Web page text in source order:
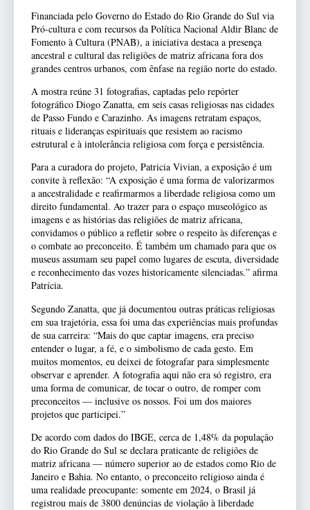
Financiada pelo Governo do Estado do Rio Grande do Sul via
Pró-cultura e com recursos da Política Nacional Aldir Blanc de
Fomento à Cultura (PNAB), a iniciativa destaca a presença
ancestral e cultural das religiões de matriz africana fora dos
grandes centros urbanos, com ênfase na região norte do estado.
A mostra reúne 31 fotografias, captadas pelo repórter
fotográfico Diogo Zanatta, em seis casas religiosas nas cidades
de Passo Fundo e Carazinho. As imagens retratam espaços,
rituais e lideranças espirituais que resistem ao racismo
estrutural e à intolerância religiosa com força e persistência.
Para a curadora do projeto, Patricia Vivian, a exposição é um
convite à reflexão: “A exposição é uma forma de valorizarmos
a ancestralidade e reafirmarmos a liberdade religiosa como um
direito fundamental. Ao trazer para o espaço museológico as
imagens e as histórias das religiões de matriz africana,
convidamos o público a refletir sobre o respeito às diferenças e
o combate ao preconceito. É também um chamado para que os
museus assumam seu papel como lugares de escuta, diversidade
e reconhecimento das vozes historicamente silenciadas.” afirma
Patrícia.
Segundo Zanatta, que já documentou outras práticas religiosas
em sua trajetória, essa foi uma das experiências mais profundas
de sua carreira: “Mais do que captar imagens, era preciso
entender o lugar, a fé, e o simbolismo de cada gesto. Em
muitos momentos, eu deixei de fotografar para simplesmente
observar e aprender. A fotografia aqui não era só registro, era
uma forma de comunicar, de tocar o outro, de romper com
preconceitos — inclusive os nossos. Foi um dos maiores
projetos que participei.”
De acordo com dados do IBGE, cerca de 1,48% da população
do Rio Grande do Sul se declara praticante de religiões de
matriz africana — número superior ao de estados como Rio de
Janeiro e Bahia. No entanto, o preconceito religioso ainda é
uma realidade preocupante: somente em 2024, o Brasil já
registrou mais de 3800 denúncias de violação à liberdade